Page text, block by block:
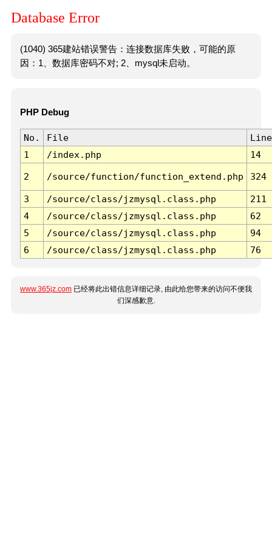
Database Error
(1040) 365建站错误警告：连接数据库失败，可能的原
因：1、数据库密码不对; 2、mysql未启动。
PHP Debug
No. File
Line
1
/index.php 14
2 /source/function/function_extend.php 324
3 /source/class/jzmysql.class.php
211
4
/source/class/jzmysql.class.php
62
5
/source/class/jzmysql.class.php
94
6
/source/class/jzmysql.class.php 76
www.365jz.com 已经将此出错信息详细记录, 由此给您带来的访问不便我
们深感歉意.